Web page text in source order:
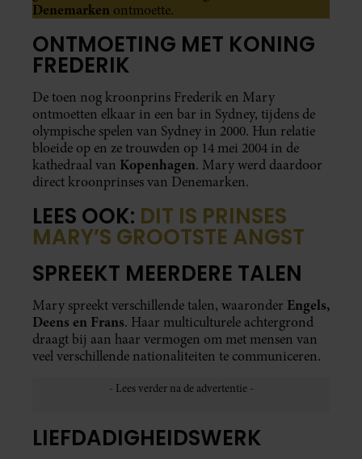
Denemarken ontmoette.
ONTMOETING MET KONING
FREDERIK
De toen nog kroonprins Frederik en Mary
ontmoetten elkaar in een bar in Sydney, tijdens de
olympische spelen van Sydney in 2000. Hun relatie
bloeide op en ze trouwden op 14 mei 2004 in de
kathedraal van Kopenhagen. Mary werd daardoor
direct kroonprinses van Denemarken.
LEES OOK: DIT IS PRINSES
MARY’S GROOTSTE ANGST
SPREEKT MEERDERE TALEN
Mary spreekt verschillende talen, waaronder Engels,
Deens en Frans. Haar multiculturele achtergrond
draagt bij aan haar vermogen om met mensen van
veel verschillende nationaliteiten te communiceren.
LIEFDADIGHEIDSWERK